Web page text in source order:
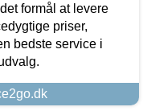
formål at levere
priser,
bedste service i